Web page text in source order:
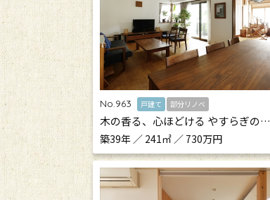
No.963 戸建て 部分リノベ
木の香る、心ほどける やすらぎの…
築39年 ／ 241㎡ ／ 730万円